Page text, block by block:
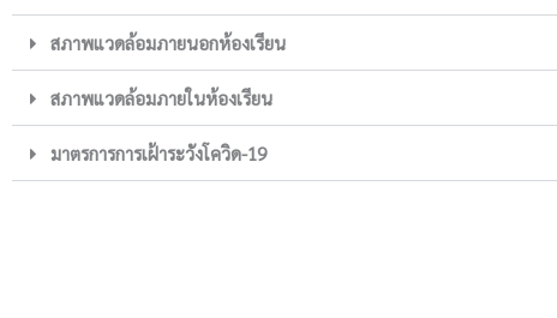
สภาพแวดล้อมภายนอกห้องเรียน
สภาพแวดล้อมภายในห้องเรียน
มาตรการการเฝ้าระวังโควิด-19